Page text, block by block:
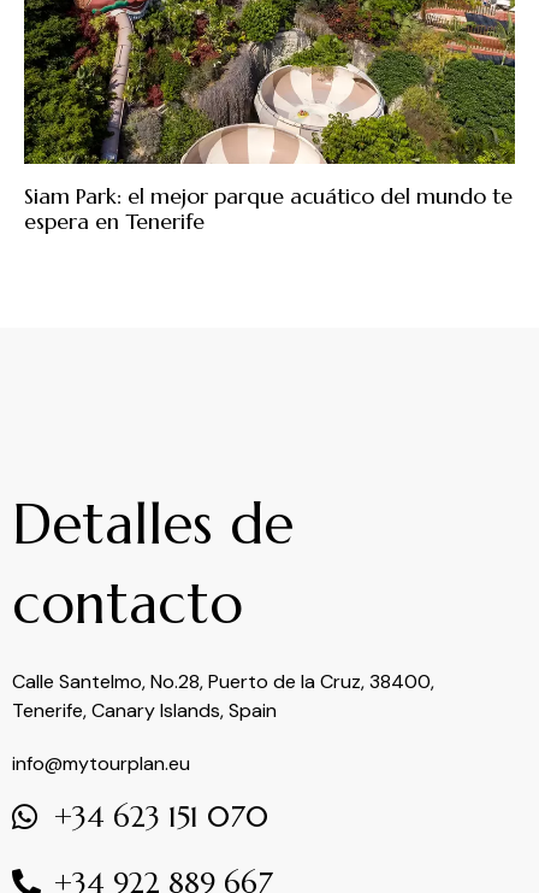
Siam Park: el mejor parque acuático del mundo te
espera en Tenerife
Detalles de
contacto
Calle Santelmo, No.28, Puerto de la Cruz, 38400,
Tenerife, Canary Islands, Spain
info@mytourplan.eu
+34 623 151 070
+34 922 889 667